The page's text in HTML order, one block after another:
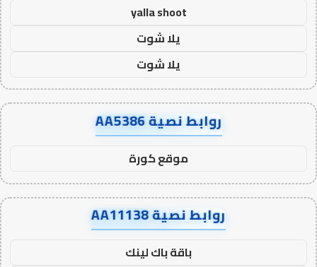
yalla shoot
يلا شوت
يلا شوت
روابط نصية AA5386
موقع كورة
روابط نصية AA11138
باقة باك لينك